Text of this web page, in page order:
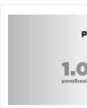
τ